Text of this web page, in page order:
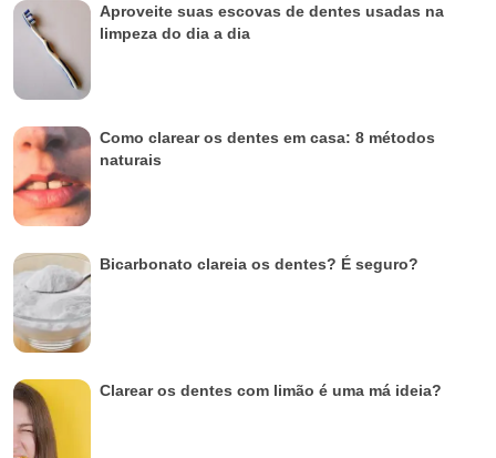
Aproveite suas escovas de dentes usadas na
limpeza do dia a dia
Como clarear os dentes em casa: 8 métodos
naturais
Bicarbonato clareia os dentes? É seguro?
Clarear os dentes com limão é uma má ideia?